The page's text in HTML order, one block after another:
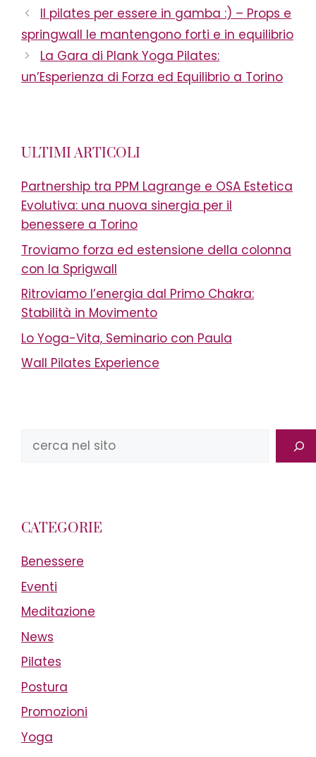
Il pilates per essere in gamba :) – Props e
springwall le mantengono forti e in equilibrio
La Gara di Plank Yoga Pilates:
un’Esperienza di Forza ed Equilibrio a Torino
ULTIMI ARTICOLI
Partnership tra PPM Lagrange e OSA Estetica
Evolutiva: una nuova sinergia per il
benessere a Torino
Troviamo forza ed estensione della colonna
con la Sprigwall
Ritroviamo l’energia dal Primo Chakra:
Stabilità in Movimento
Lo Yoga-Vita, Seminario con Paula
Wall Pilates Experience
CATEGORIE
Benessere
Eventi
Meditazione
News
Pilates
Postura
Promozioni
Yoga